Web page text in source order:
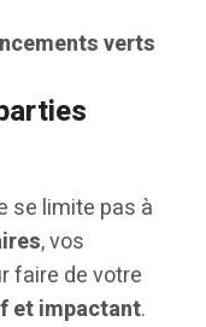
verts
se limite pas à
, vos
faire de votre
et impactant.